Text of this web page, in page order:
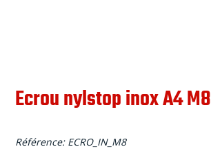
Ecrou nylstop inox A4 M8
Référence: ECRO_IN_M8